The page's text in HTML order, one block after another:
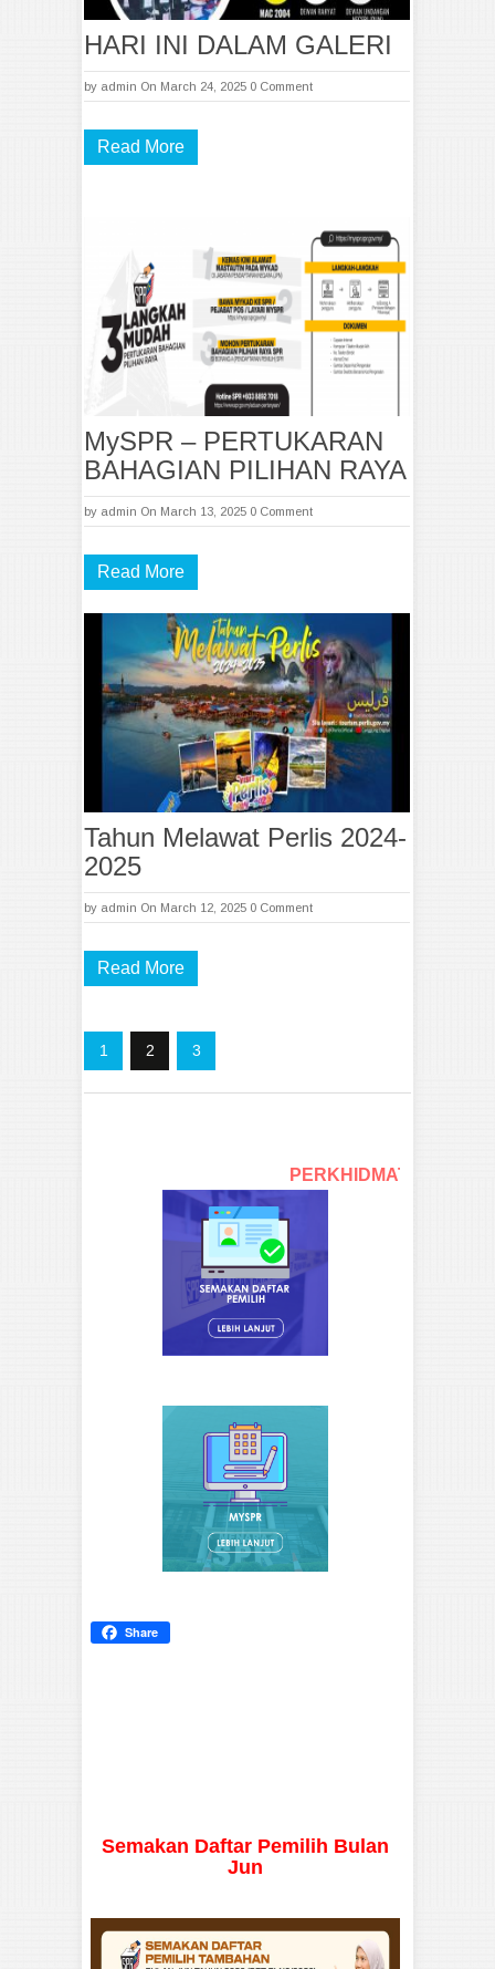
HARI INI DALAM GALERI
by admin On March 24, 2025 0 Comment
Read More
MySPR – PERTUKARAN
BAHAGIAN PILIHAN RAYA
by admin On March 13, 2025 0 Comment
Read More
Tahun Melawat Perlis 2024-
2025
by admin On March 12, 2025 0 Comment
Read More
1 2 3
PERKHIDMATAN SPR
Share
Jun